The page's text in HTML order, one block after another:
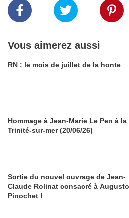
Vous aimerez aussi
RN : le mois de juillet de la honte
Hommage à Jean-Marie Le Pen à la
Trinité-sur-mer (20/06/26)
Sortie du nouvel ouvrage de Jean-
Claude Rolinat consacré à Augusto
Pinochet !